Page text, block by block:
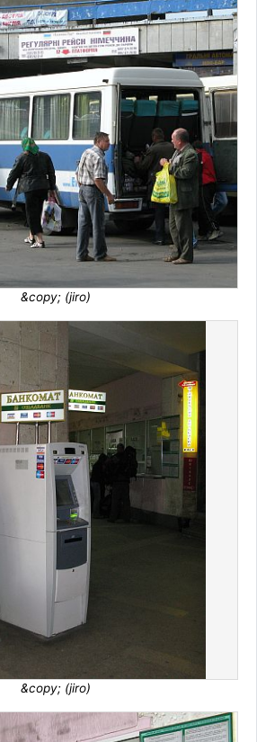
&copy; (jiro)
&copy; (jiro)